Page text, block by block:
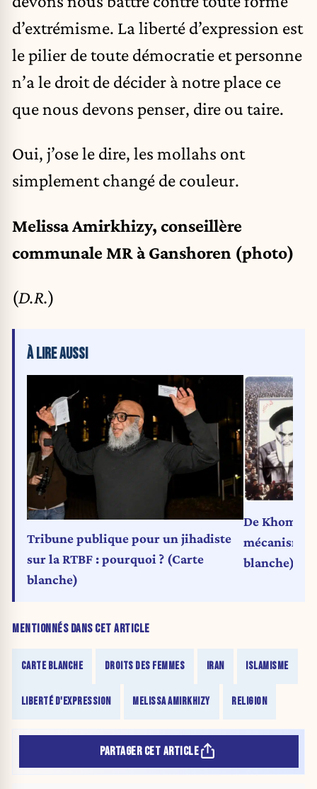
d’extrémisme. La liberté d’expression est
le pilier de toute démocratie et personne
n’a le droit de décider à notre place ce
que nous devons penser, dire ou taire.
Oui, j’ose le dire, les mollahs ont
simplement changé de couleur.
Melissa Amirkhizy, conseillère
communale MR à Ganshoren (photo)
(D.R.)
MENTIONNÉS DANS CET ARTICLE
CARTE BLANCHE DROITS DES FEMMES IRAN ISLAMISME
LIBERTÉ D'EXPRESSION MELISSA AMIRKHIZY RELIGION
À LIRE AUSSI
Tribune publique pour un jihadiste
sur la RTBF : pourquoi ? (Carte
blanche)
De
blanche)
PARTAGER CET ARTICLE